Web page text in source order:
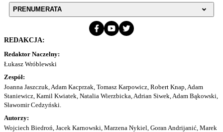
PRENUMERATA
REDAKCJA:
Redaktor Naczelny:
Łukasz Wróblewski
Zespół:
Joanna Jaszczuk, Adam Kacprzak, Tomasz Karpowicz, Robert Knap, Adam
Staniewicz, Kamil Kwiatek, Natalia Wierzbicka, Adrian Siwek, Adam Bąkowski,
Sławomir Cedzyński.
Autorzy:
Wojciech Biedroń, Jacek Karnowski, Marzena Nykiel, Goran Andrijanić, Marek